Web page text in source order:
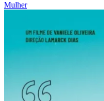
Mulher